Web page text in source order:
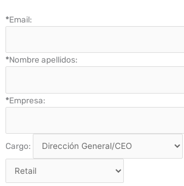
*Email:
*Nombre apellidos:
*Empresa:
Cargo: